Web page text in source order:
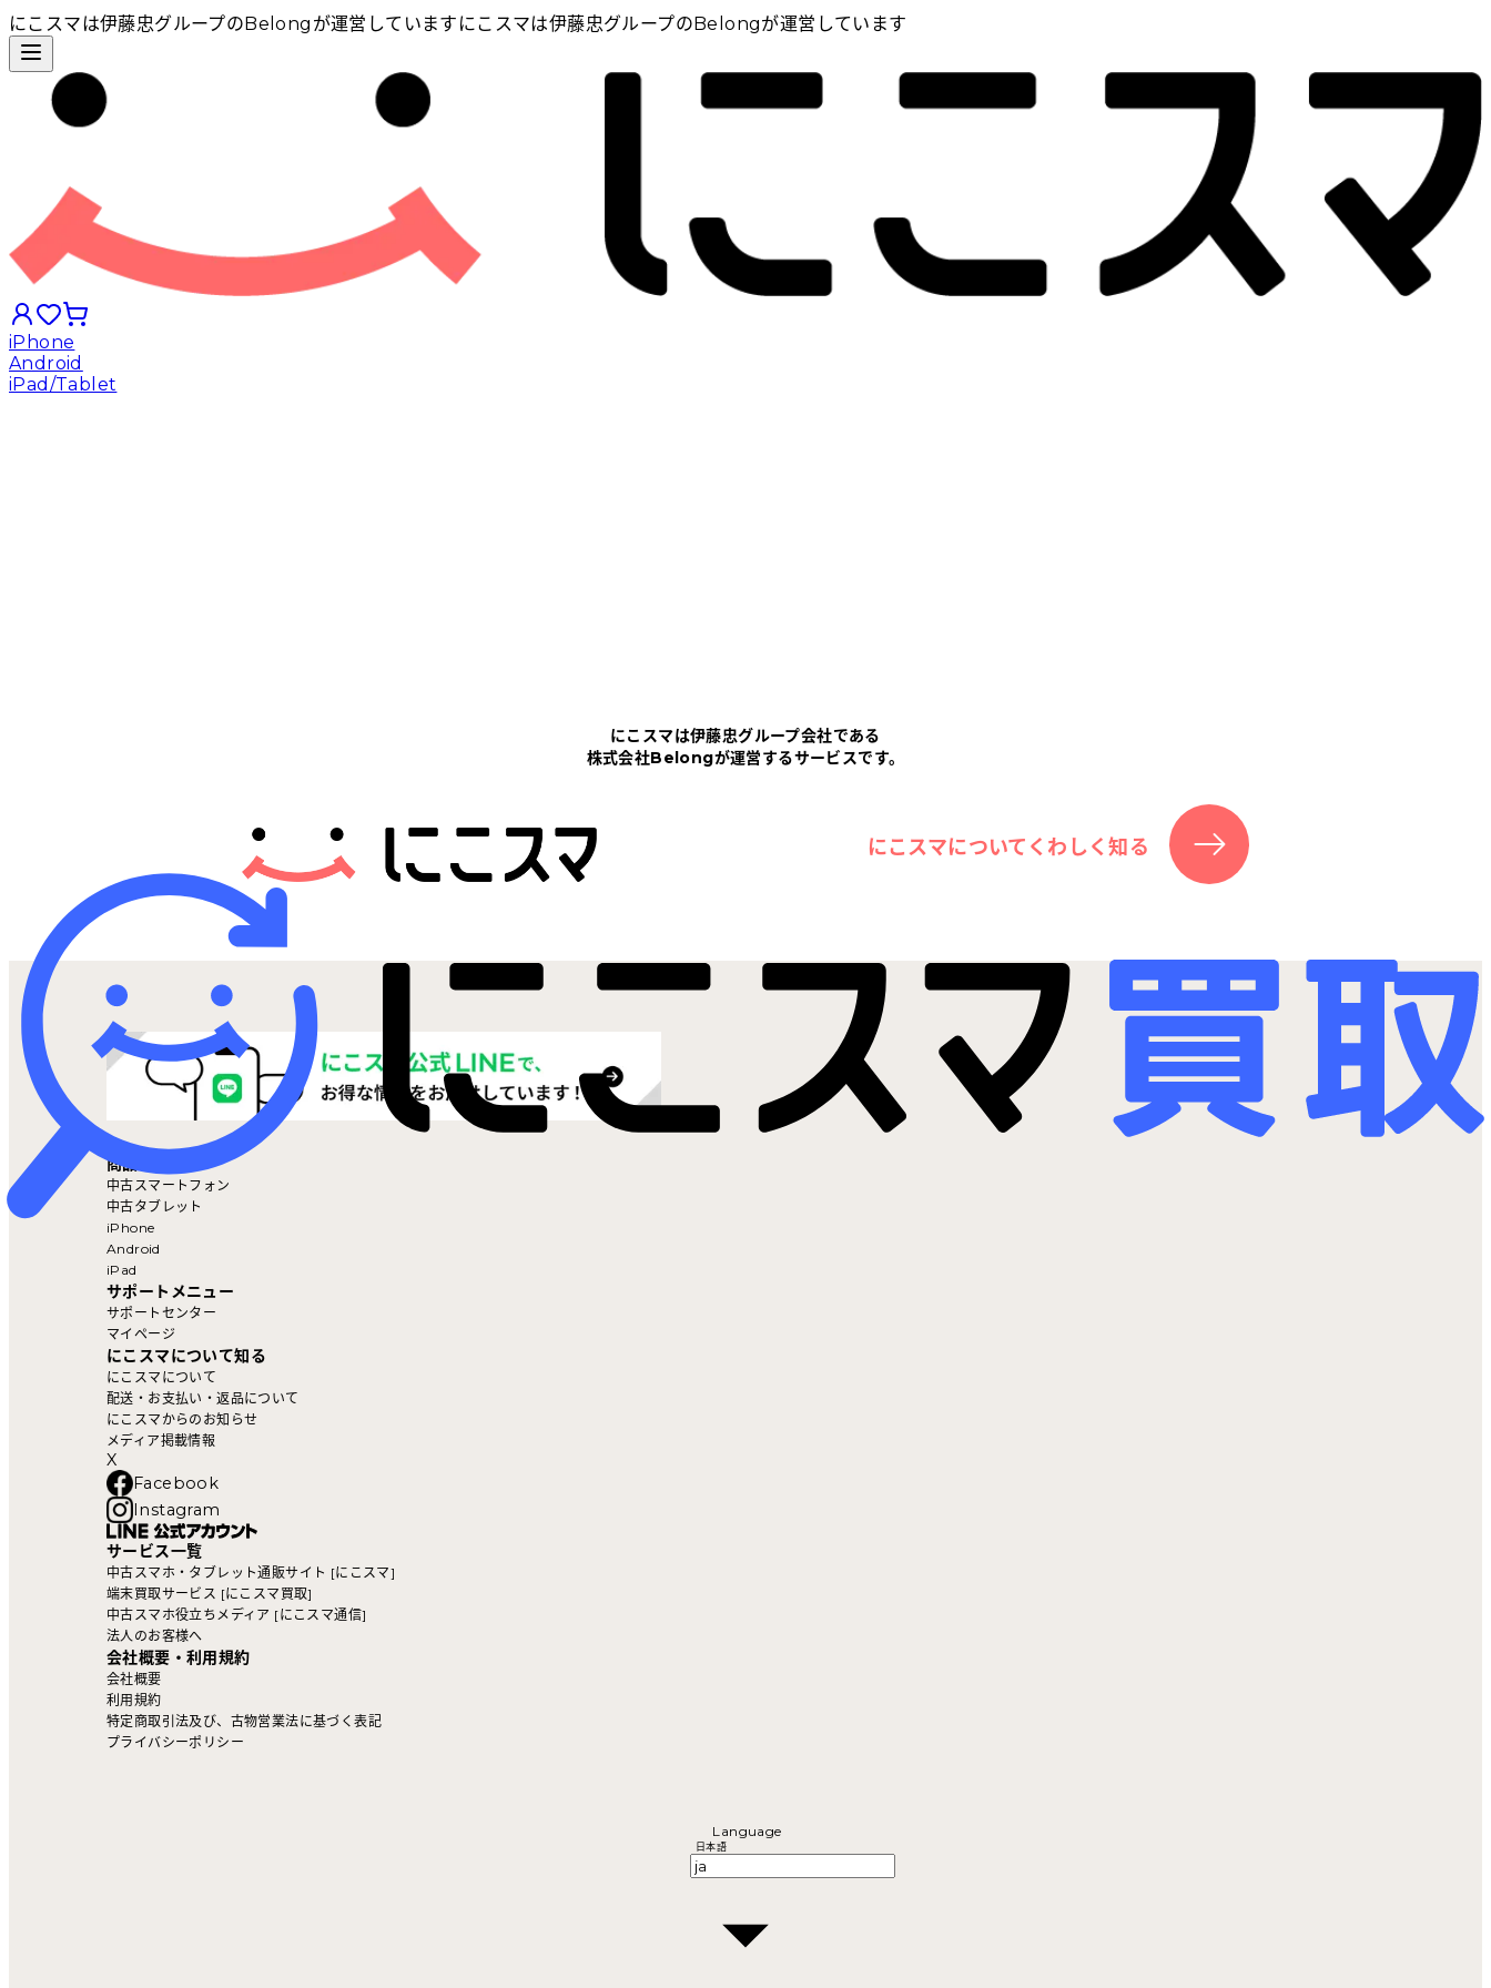
にこスマは伊藤忠グループのBelongが運営しています にこスマは伊藤忠グループのBelongが運営しています
iPhone
Android
iPad/Tablet
ニュース
にこスマ通信
マイページ
にこスマは伊藤忠グループ会社である
株式会社Belongが運営するサービスです。
にこスマについてくわしく知る
商品を探す
中古スマートフォン
中古タブレット
iPhone
Android
iPad
サポートメニュー
サポートセンター
マイページ
にこスマについて知る
にこスマについて
配送・お支払い・返品について
にこスマからのお知らせ
メディア掲載情報
X
Facebook
Instagram
サービス一覧
中古スマホ・タブレット通販サイト [にこスマ]
端末買取サービス [にこスマ買取]
中古スマホ役立ちメディア [にこスマ通信]
法人のお客様へ
会社概要・利用規約
会社概要
利用規約
特定商取引法及び、古物営業法に基づく表記
プライバシーポリシー
Language
日本語